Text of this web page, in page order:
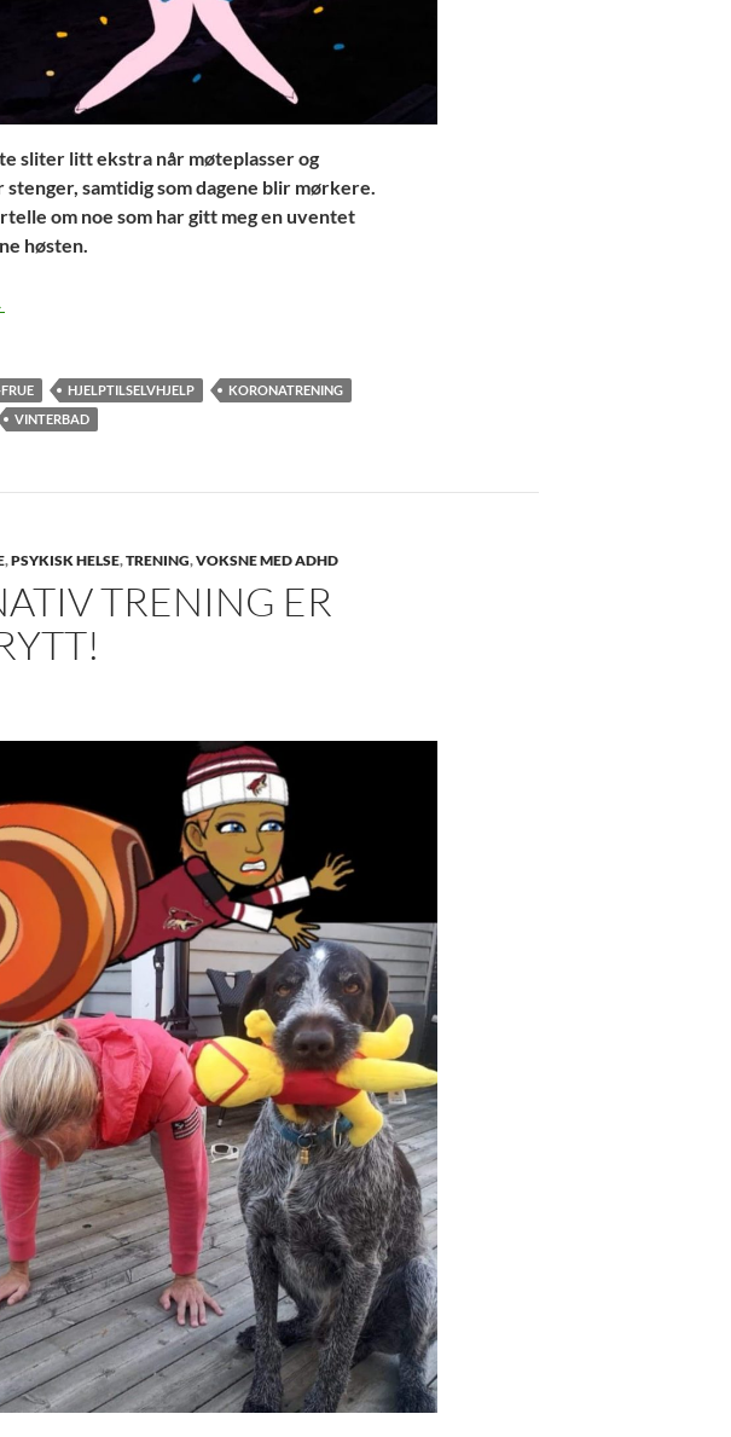
sliter litt ekstra når møteplasser og
samtidig som dagene blir mørkere.
om noe som har gitt meg en uventet
høsten.
har oppdaget en effektiv og gratis naturmedisin
HJELPTILSELVHJELP
KORONATRENING
VINTERBAD
,PSYKISK HELSE,TRENING,VOKSNE MED ADHD
TRENING ER